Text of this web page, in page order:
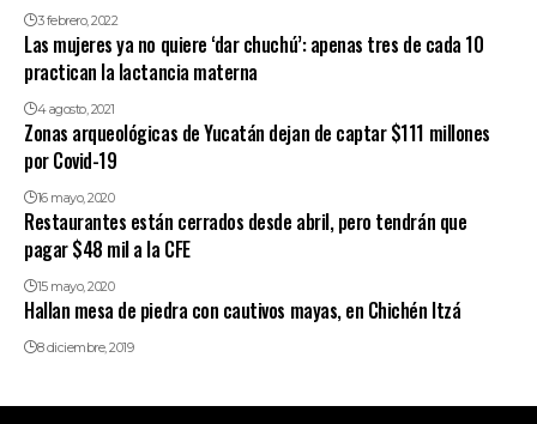
3 febrero, 2022
Las mujeres ya no quiere ‘dar chuchú’: apenas tres de cada 10
practican la lactancia materna
4 agosto, 2021
Zonas arqueológicas de Yucatán dejan de captar $111 millones
por Covid-19
16 mayo, 2020
Restaurantes están cerrados desde abril, pero tendrán que
pagar $48 mil a la CFE
15 mayo, 2020
Hallan mesa de piedra con cautivos mayas, en Chichén Itzá
8 diciembre, 2019